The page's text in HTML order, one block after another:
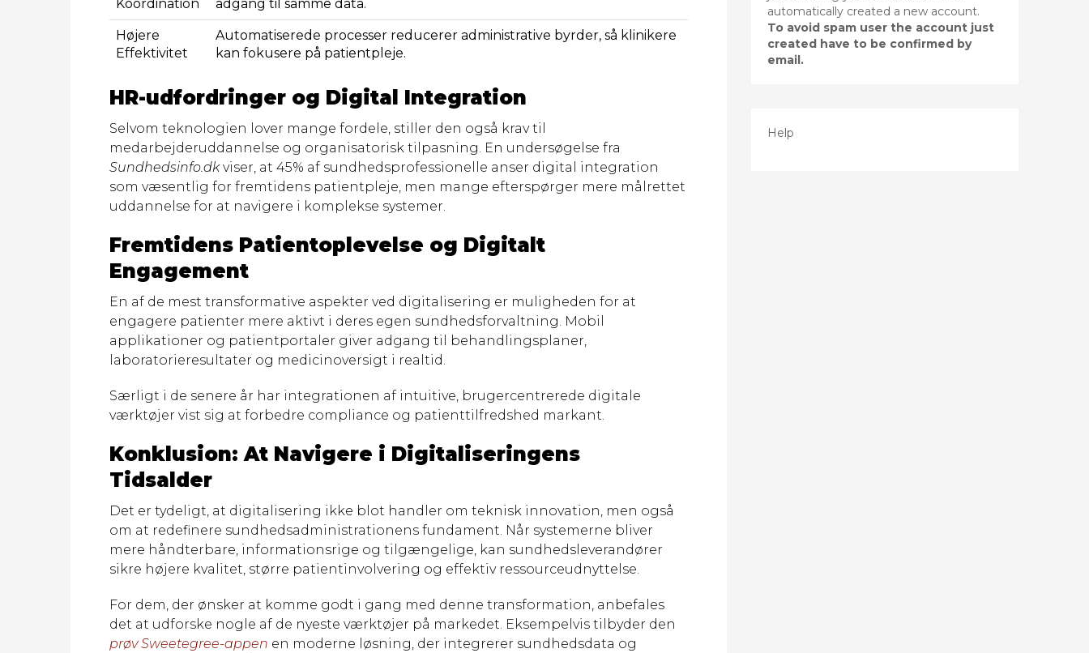
Koordination
adgang til samme data.
Højere
Effektivitet
Automatiserede processer reducerer administrative byrder, så klinikere
kan fokusere på patientpleje.
HR-udfordringer og Digital Integration
Selvom teknologien lover mange fordele, stiller den også krav til
medarbejderuddannelse og organisatorisk tilpasning. En undersøgelse fra
Sundhedsinfo.dkviser, at 45% af sundhedsprofessionelle anser digital integration
som væsentlig for fremtidens patientpleje, men mange efterspørger mere målrettet
uddannelse for at navigere i komplekse systemer.
Fremtidens Patientoplevelse og Digitalt
Engagement
En af de mest transformative aspekter ved digitalisering er muligheden for at
engagere patienter mere aktivt i deres egen sundhedsforvaltning. Mobil
applikationer og patientportaler giver adgang til behandlingsplaner,
laboratorieresultater og medicinoversigt i realtid.
Særligt i de senere år har integrationen af intuitive, brugercentrerede digitale
værktøjer vist sig at forbedre compliance og patienttilfredshed markant.
Konklusion: At Navigere i Digitaliseringens
Tidsalder
Det er tydeligt, at digitalisering ikke blot handler om teknisk innovation, men også
om at redefinere sundhedsadministrationens fundament. Når systemerne bliver
mere håndterbare, informationsrige og tilgængelige, kan sundhedsleverandører
sikre højere kvalitet, større patientinvolvering og effektiv ressourceudnyttelse.
For dem, der ønsker at komme godt i gang med denne transformation, anbefales
det at udforske nogle af de nyeste værktøjer på markedet. Eksempelvis tilbyder den
prøv Sweetegree-appen en moderne løsning, der integrerer sundhedsdata og
automatically created a new account.
To avoid spam user the account just
created have to be confirmed by
email.
Help